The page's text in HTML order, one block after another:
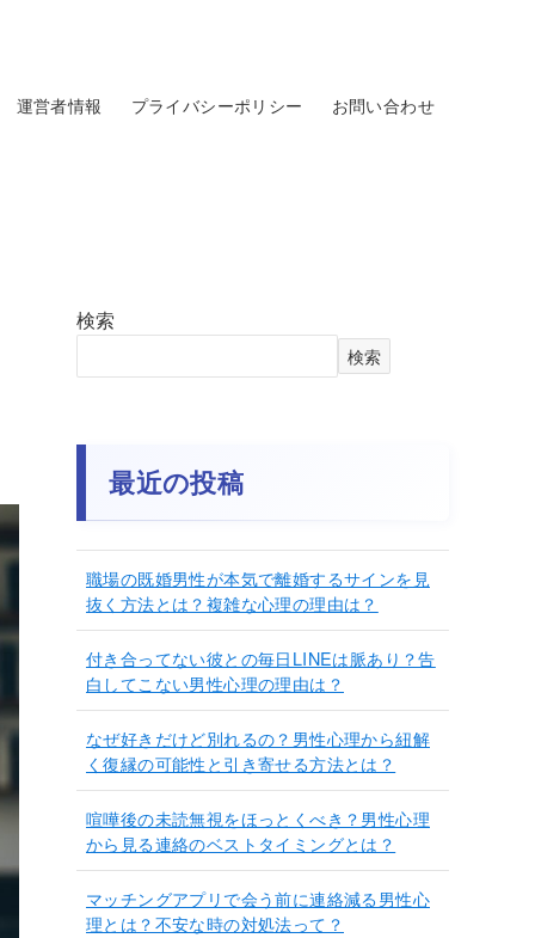
運営者情報 プライバシーポリシー お問い合わせ
検索
検索
最近の投稿
職場の既婚男性が本気で離婚するサインを見
抜く方法とは？複雑な心理の理由は？
付き合ってない彼との毎日LINEは脈あり？告
白してこない男性心理の理由は？
なぜ好きだけど別れるの？男性心理から紐解
く復縁の可能性と引き寄せる方法とは？
喧嘩後の未読無視をほっとくべき？男性心理
から見る連絡のベストタイミングとは？
マッチングアプリで会う前に連絡減る男性心
理とは？不安な時の対処法って？